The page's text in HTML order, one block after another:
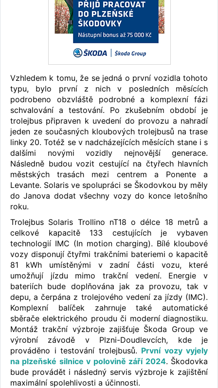
Vzhledem k tomu, že se jedná o první vozidla tohoto
typu, bylo první z nich v posledních měsících
podrobeno obzvláště podrobné a komplexní fázi
schvalování a testování. Po zkušebním období je
trolejbus připraven k uvedení do provozu a nahradí
jeden ze současných kloubových trolejbusů na trase
linky 20. Totéž se v nadcházejících měsících stane i s
dalšími novými vozidly nejnovější generace.
Následně budou vozit cestující na čtyřech hlavních
městských trasách mezi centrem a Ponente a
Levante. Solaris ve spolupráci se Škodovkou by měly
do Janova dodat všechny vozy do konce letošního
roku.
Trolejbus Solaris Trollino nT18 o délce 18 metrů a
celkové kapacitě 133 cestujících je vybaven
technologií IMC (In motion charging). Bílé kloubové
vozy disponují čtyřmi trakčními bateriemi o kapacitě
81 kWh umístěnými v zadní části vozu, které
umožňují jízdu mimo trakční vedení. Energie v
bateriích bude doplňována jak za provozu, tak v
depu, a čerpána z trolejového vedení za jízdy (IMC).
Komplexní balíček zahrnuje také automatické
sběrače elektrického proudu či moderní diagnostiku.
Montáž trakční výzbroje zajišťuje Škoda Group ve
výrobní závodě v Plzni-Doudlevcích, kde je
prováděno i testování trolejbusů. První vozy vyjely
na plzeňské silnice v polovině září 2024. Škodovka
bude provádět i následný servis výzbroje k zajištění
maximální spolehlivosti a účinnosti.